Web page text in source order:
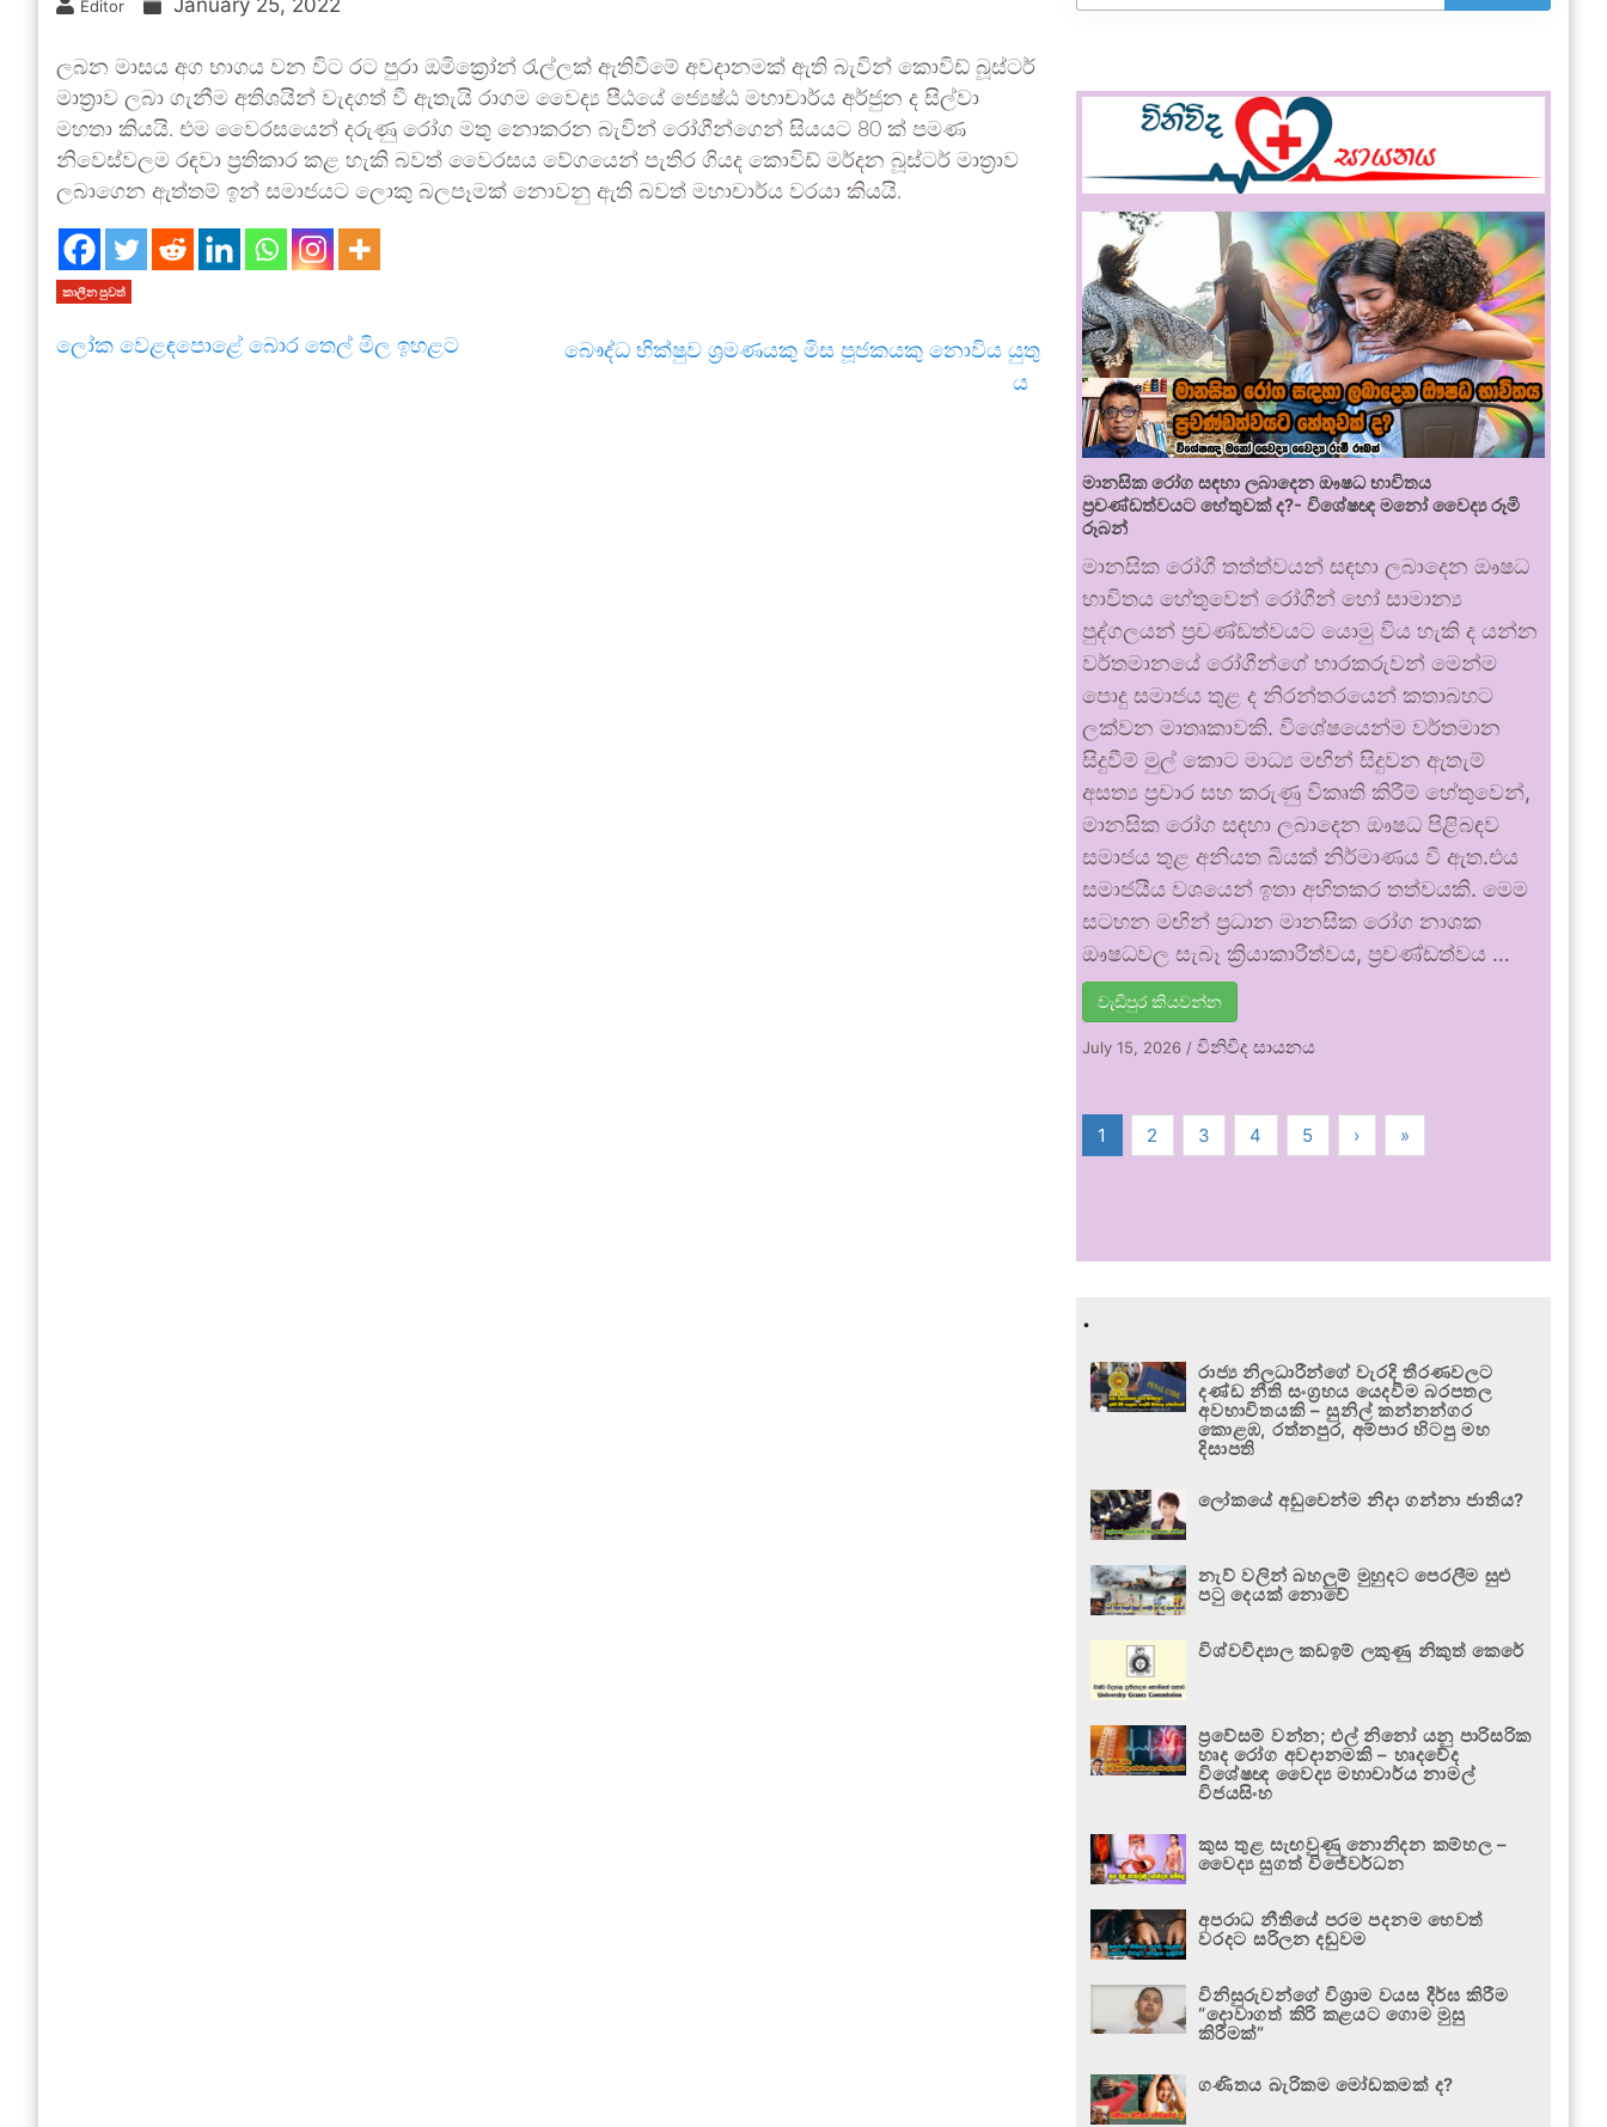
Editor January 25, 2022
ලබන මාසය අග භාගය වන විට රට පුරා ඔමික්‍රෝන් රැල්ලක් ඇතිවීමේ අවදානමක් ඇති බැවින් කොවිඩ් බූස්ටර්
මාත්‍රාව ලබා ගැනීම අතිශයින් වැදගත් වී ඇතැ‍යි රාගම වෛද්‍ය පීඨයේ ජ්‍යෙෂ්ඨ මහාචාර්ය අර්ජුන ද සිල්වා
මහතා කියයි. එම වෛරසයෙන් දරුණු රෝග මතු නොකරන බැවින් රෝගීන්ගෙන් සියයට 80 ක් පමණ
නිවෙස්වලම රඳවා ප්‍රතිකාර කළ හැකි බවත් වෛරසය වේගයෙන් පැතිර ගියද කොවිඩ් මර්දන බූස්ටර් මාත්‍රාව
ලබාගෙන ඇත්තම් ඉන් සමාජයට ලොකු බලපෑමක් නොවනු ඇති බවත් මහාචාර්ය වරයා කියයි.
කාලීන පුවත්
ලෝක වෙළඳපොළේ බොර තෙල් මිල ඉහළට
බෞද්ධ භික්ෂුව ශ්‍රමණයකු මිස පූජකයකු නොවිය යුතු
ය
මානසික රෝග සඳහා ලබාදෙන ඖෂධ භාවිතය
ප්‍රචණ්ඩත්වයට හේතුවක් ද?- විශේෂඥ මනෝ වෛද්‍ය රූමි
රූබන්
මානසික රෝගී තත්ත්වයන් සඳහා ලබාදෙන ඖෂධ
භාවිතය හේතුවෙන් රෝගීන් හෝ සාමාන්‍ය
පුද්ගලයන් ප්‍රචණ්ඩත්වයට යොමු විය හැකි ද යන්න
වර්තමානයේ රෝගීන්ගේ භාරකරුවන් මෙන්ම
පොදු සමාජය තුළ ද නිරන්තරයෙන් කතාබහට
ලක්වන මාතෘකාවකි. විශේෂයෙන්ම වර්තමාන
සිදුවීම් මුල් කොට මාධ්‍ය මඟින් සිදුවන ඇතැම්
අසත්‍ය ප්‍රචාර සහ කරුණු විකෘති කිරීම් හේතුවෙන්,
මානසික රෝග සඳහා ලබාදෙන ඖෂධ පිළිබඳව
සමාජය තුළ අනියත බියක් නිර්මාණය වී ඇත.එය
සමාජයීය වශයෙන් ඉතා අහිතකර තත්වයකි. මෙම
සටහන මඟින් ප්‍රධාන මානසික රෝග නාශක
ඖෂධවල සැබෑ ක්‍රියාකාරීත්වය, ප්‍රචණ්ඩත්වය …
වැඩිපුර කියවන්න
July 15, 2026 /විනිවිද සායනය
1 2 3 4 5 › »
.
රාජ්‍ය නිලධාරීන්ගේ වැරදි තීරණවලට
දණ්ඩ නීති සංග්‍රහය යෙදවීම බරපතල
අවභාවිතයකි – සුනිල් කන්නන්ගර
කොළඹ, රත්නපුර, අම්පාර හිටපු මහ
දිසාපති
ලෝකයේ අඩුවෙන්ම නිදා ගන්නා ජාතිය?
නැව් වලින් බහලුම් මුහුදට පෙරලීම සුළු
පටු දෙයක් නොවේ
විශ්වවිද්‍යාල කඩඉම් ලකුණු නිකුත් කෙරේ
ප්‍රවේසම් වන්න; එල් නිනෝ යනු පාරිසරික
හෘද රෝග අවදානමකි – හෘදවේද
විශේෂඥ වෛද්‍ය මහාචාර්ය නාමල්
විජයසිංහ
කුස තුළ සැඟවුණු නොනිදන කම්හල –
වෛද්‍ය සුගත් විජේවර්ධන
අපරාධ නීතියේ පරම පදනම හෙවත්
වරදට සරිලන දඬුවම
විනිසුරුවන්ගේ විශ්‍රාම වයස දීර්ඝ කිරීම
“දොවාගත් කිරි කළයට ගොම මුසු
කිරීමක්”
ගණිතය බැරිකම මෝඩකමක් ද?